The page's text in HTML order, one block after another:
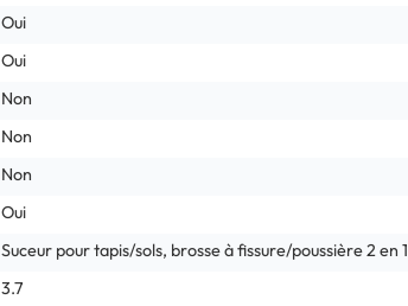
Oui
Oui
Non
Non
Non
Oui
Suceur pour tapis/sols, brosse à fissure/poussière 2 en 1
3.7